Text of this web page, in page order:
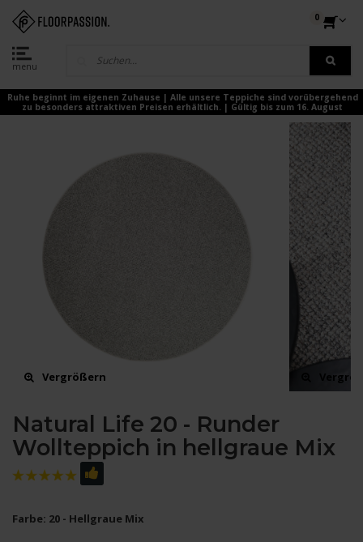
menu
0
Ruhe beginnt im eigenen Zuhause | Alle unsere Teppiche sind vorübergehend
zu besonders attraktiven Preisen erhältlich. | Gültig bis zum 16. August
Vergrößern
Natural Life 20 - Runder
Wollteppich in hellgraue Mix
Farbe: 20 - Hellgraue Mix